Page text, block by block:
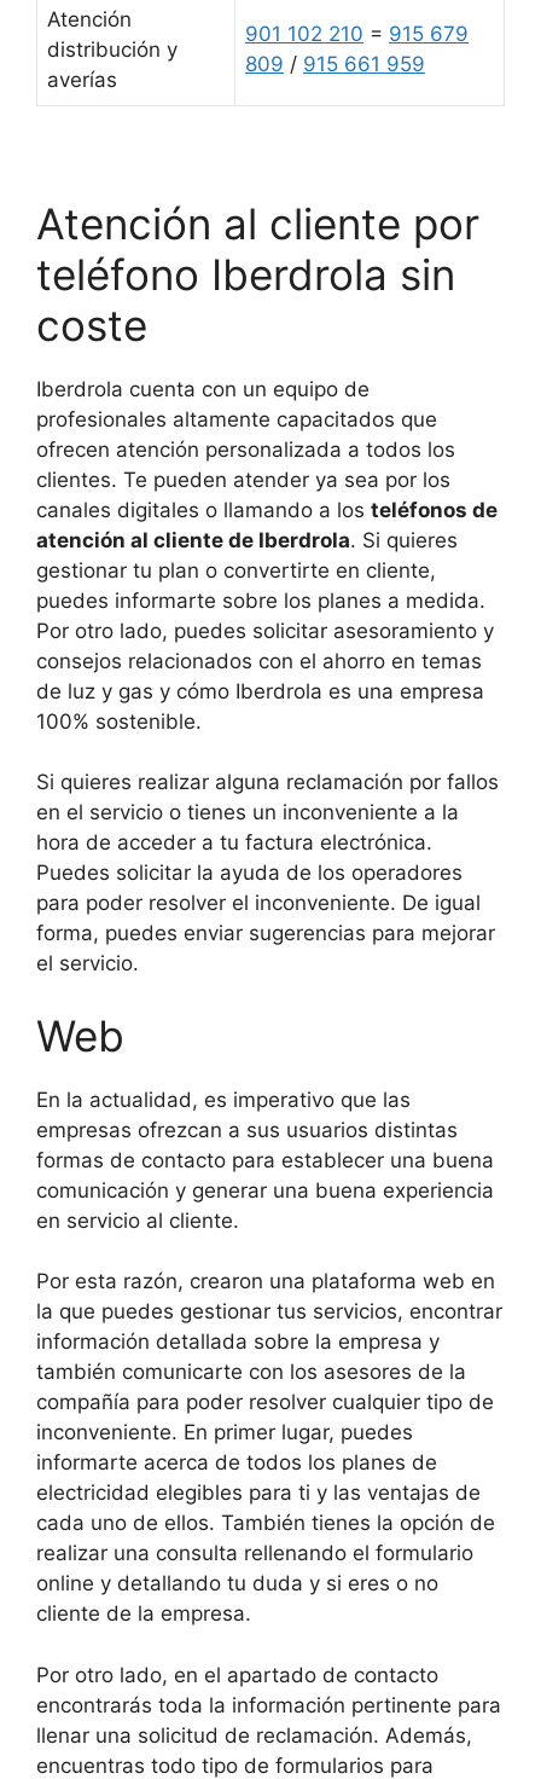
Atención
distribución y
averías
901 102 210 = 915 679
809 / 915 661 959
Atención al cliente por
teléfono Iberdrola sin
coste
Iberdrola cuenta con un equipo de
profesionales altamente capacitados que
ofrecen atención personalizada a todos los
clientes. Te pueden atender ya sea por los
canales digitales o llamando a los teléfonos de
atención al cliente de Iberdrola. Si quieres
gestionar tu plan o convertirte en cliente,
puedes informarte sobre los planes a medida.
Por otro lado, puedes solicitar asesoramiento y
consejos relacionados con el ahorro en temas
de luz y gas y cómo Iberdrola es una empresa
100% sostenible.
Si quieres realizar alguna reclamación por fallos
en el servicio o tienes un inconveniente a la
hora de acceder a tu factura electrónica.
Puedes solicitar la ayuda de los operadores
para poder resolver el inconveniente. De igual
forma, puedes enviar sugerencias para mejorar
el servicio.
Web
En la actualidad, es imperativo que las
empresas ofrezcan a sus usuarios distintas
formas de contacto para establecer una buena
comunicación y generar una buena experiencia
en servicio al cliente.
Por esta razón, crearon una plataforma web en
la que puedes gestionar tus servicios, encontrar
información detallada sobre la empresa y
también comunicarte con los asesores de la
compañía para poder resolver cualquier tipo de
inconveniente. En primer lugar, puedes
informarte acerca de todos los planes de
electricidad elegibles para ti y las ventajas de
cada uno de ellos. También tienes la opción de
realizar una consulta rellenando el formulario
online y detallando tu duda y si eres o no
cliente de la empresa.
Por otro lado, en el apartado de contacto
encontrarás toda la información pertinente para
llenar una solicitud de reclamación. Además,
encuentras todo tipo de formularios para